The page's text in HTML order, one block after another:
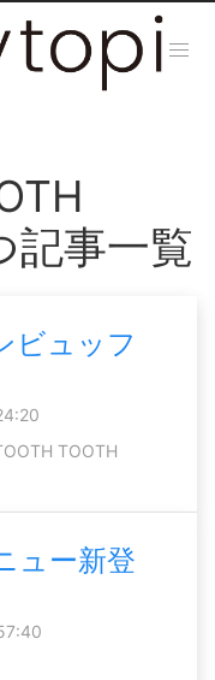
記事一覧
ビュッフ
TOOTH
ュー新登